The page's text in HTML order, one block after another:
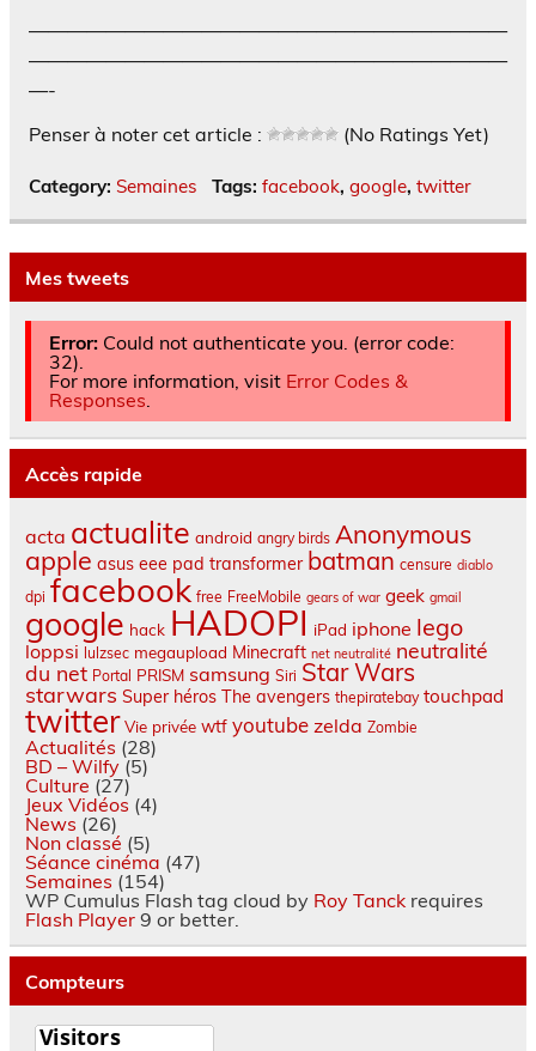
—————————————————————————
—————————————————————————
—-
Penser à noter cet article :
(No Ratings Yet)
Category: Semaines Tags: facebook, google, twitter
Mes tweets
Error:Could not authenticate you. (error code:
32).
For more information, visit Error Codes &
Responses.
Accès rapide
acta actualite android angry birds Anonymous
apple asus eee pad transformer batman censure diablo
dpi facebook free FreeMobile gears of war geek gmail
google hack HADOPI iPad iphone lego
loppsi lulzsec megaupload Minecraft net neutralité neutralité
du net Portal PRISM samsung Siri Star Wars
starwars Super héros The avengers thepiratebay touchpad
twitter Vie privée wtf youtube zelda Zombie
Actualités (28)
BD – Wilfy(5)
Culture (27)
Jeux Vidéos (4)
News (26)
Non classé (5)
Séance cinéma (47)
Semaines (154)
WP Cumulus Flash tag cloud by Roy Tanckrequires
Flash Player9 or better.
Compteurs